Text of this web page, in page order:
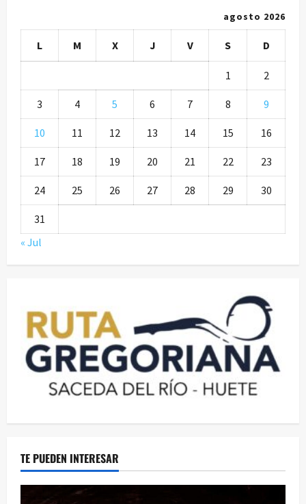
agosto 2026
L M X J V S D
1 2
3 4 5 6 7 8 9
10 11 12 13 14 15 16
17 18 19 20 21 22 23
24 25 26 27 28 29 30
31
« Jul
TE PUEDEN INTERESAR